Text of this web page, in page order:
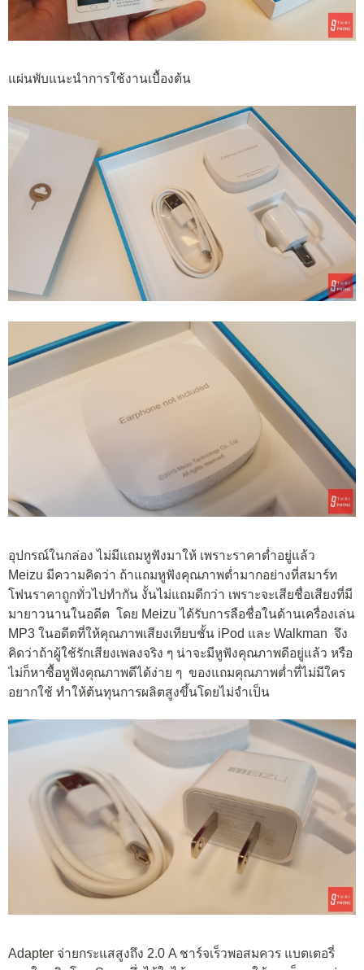
แผ่นพับแนะนำการใช้งานเบื้องต้น
อุปกรณ์ในกล่อง ไม่มีแถมหูฟังมาให้ เพราะราคาต่ำอยู่แล้ว
Meizu มีความคิดว่า ถ้าแถมหูฟังคุณภาพต่ำมากอย่างที่สมาร์ท
โฟนราคาถูกทั่วไปทำกัน งั้นไม่แถมดีกว่า เพราะจะเสียชื่อเสียงที่มี
มายาวนานในอดีต โดย Meizu ได้รับการลือชื่อในด้านเครื่องเล่น
MP3 ในอดีตที่ให้คุณภาพเสียงเทียบชั้น iPod และ Walkman จึง
คิดว่าถ้าผู้ใช้รักเสียงเพลงจริง ๆ น่าจะมีหูฟังคุณภาพดีอยู่แล้ว หรือ
ไม่ก็หาซื้อหูฟังคุณภาพดีได้ง่าย ๆ ของแถมคุณภาพต่ำที่ไม่มีใคร
อยากใช้ ทำให้ต้นทุนการผลิตสูงขึ้นโดยไม่จำเป็น
Adapter จ่ายกระแสสูงถึง 2.0 A ชาร์จเร็วพอสมควร แบตเตอรี่